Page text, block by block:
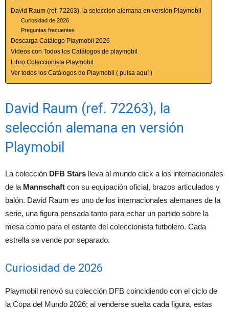
David Raum (ref. 72263), la selección alemana en versión Playmobil
Curiosidad de 2026
Preguntas frecuentes
Descarga Catálogo Playmobil 2026
Videos con Todos los Catálogos de playmobil
Libro Coleccionista Playmobil
Ver todos los Catálogos de Playmobil ( pulsa aquí )
David Raum (ref. 72263), la
selección alemana en versión
Playmobil
La colección DFB Stars lleva al mundo click a los internacionales
de la Mannschaft con su equipación oficial, brazos articulados y
balón. David Raum es uno de los internacionales alemanes de la
serie, una figura pensada tanto para echar un partido sobre la
mesa como para el estante del coleccionista futbolero. Cada
estrella se vende por separado.
Curiosidad de 2026
Playmobil renovó su colección DFB coincidiendo con el ciclo de
la Copa del Mundo 2026; al venderse suelta cada figura, estas